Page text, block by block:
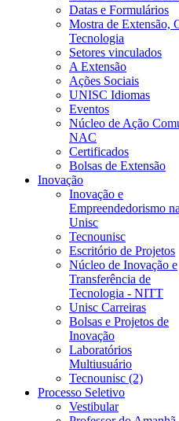
Datas e Formulários
Mostra de Extensão,
Tecnologia
Setores vinculados
A Extensão
Ações Sociais
UNISC Idiomas
Eventos
Núcleo de Ação
NAC
Certificados
Bolsas de Extensão
Inovação
Inovação e
Empreendedorismo na
Unisc
Tecnounisc
Escritório de Projetos
Núcleo de Inovação e
Transferência de
Tecnologia - NITT
Unisc Carreiras
Bolsas e Projetos de
Inovação
Laboratórios
Multiusuário
Tecnounisc (2)
Processo Seletivo
Vestibular